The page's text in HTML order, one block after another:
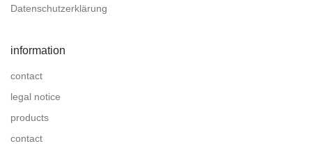
Datenschutzerklärung
information
contact
legal notice
products
contact